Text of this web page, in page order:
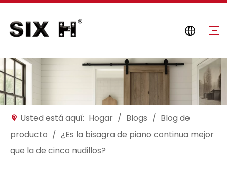
Usted está aquí: Hogar / Blogs / Blog de
producto / ¿Es la bisagra de piano continua mejor
que la de cinco nudillos?